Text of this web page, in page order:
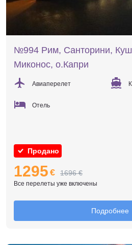
№994 Рим, Санторини,
Миконос, о.Капри
Авиаперелет
Отель
Продано
1295 € 1696 €
Все перелеты уже включены
Подробнее